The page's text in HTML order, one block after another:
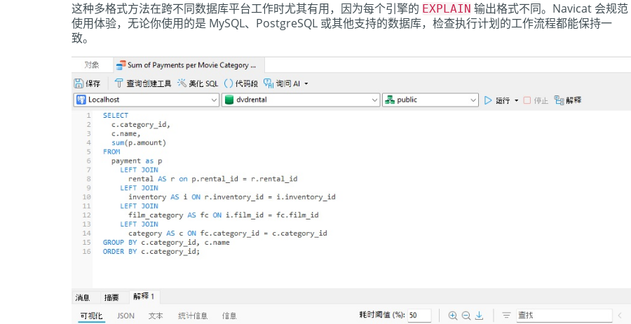
这种多格式方法在跨不同数据库平台工作时尤其有用，因为每个引擎的 EXPLAIN 输出格式不同。Navicat 会规范
使用体验，无论你使用的是 MySQL、PostgreSQL 或其他支持的数据库，检查执行计划的工作流程都能保持一
致。